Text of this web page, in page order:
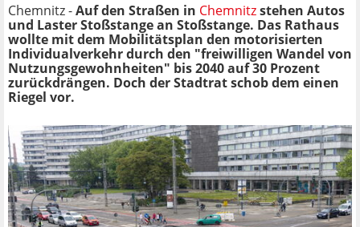
Chemnitz -Auf den Straßen in Chemnitzstehen Autos
und Laster Stoßstange an Stoßstange. Das Rathaus
wollte mit dem Mobilitätsplan den motorisierten
Individualverkehr durch den "freiwilligen Wandel von
Nutzungsgewohnheiten" bis 2040 auf 30 Prozent
zurückdrängen. Doch der Stadtrat schob dem einen
Riegel vor.